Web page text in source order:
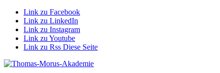
Link zu Facebook
Link zu LinkedIn
Link zu Instagram
Link zu Youtube
Link zu Rss Diese Seite